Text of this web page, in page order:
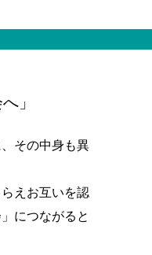
」
その中身も異
えお互いを認
につながると